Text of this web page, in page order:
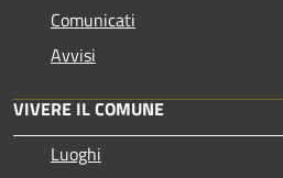
Comunicati
Avvisi
VIVERE IL COMUNE
Luoghi